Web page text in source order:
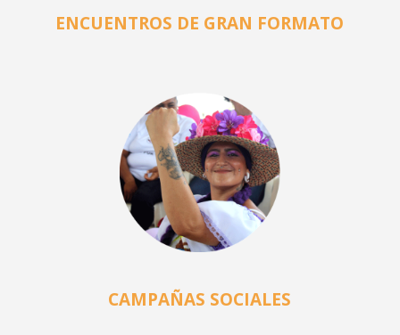
ENCUENTROS DE GRAN FORMATO
CAMPAÑAS SOCIALES